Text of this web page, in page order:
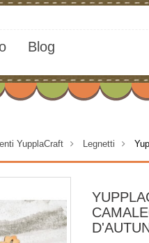
Blog
YupplaCraft > Legnetti >